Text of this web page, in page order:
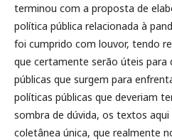
terminou com a proposta de
política pública relacionada à
foi cumprido com louvor, tendo
que certamente serão úteis para
públicas que surgem para
políticas públicas que deveriam
sombra de dúvida, os textos
coletânea única, que realmente